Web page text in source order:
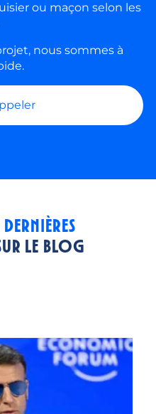
ou maçon selon les
nous sommes à
dernières
le blog